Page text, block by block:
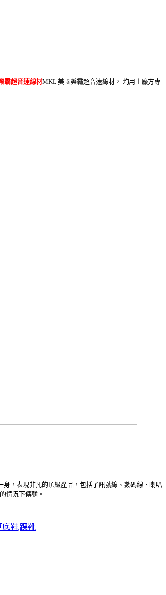
霸超音速線材MKL 美國樂霸超音速線材， 均用上廠方專
身，表現非凡的頂級產品，包括了訊號線、數碼線、喇叭
情況下傳輸。
底鞋,踝靴